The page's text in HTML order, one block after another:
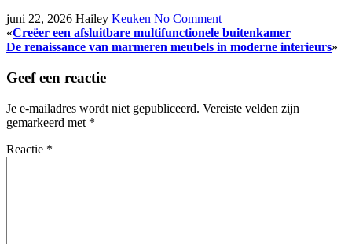
juni 22, 2026 Hailey Keuken No Comment
«Creëer een afsluitbare multifunctionele buitenkamer
De renaissance van marmeren meubels in moderne interieurs»
Geef een reactie
Je e-mailadres wordt niet gepubliceerd. Vereiste velden zijn
gemarkeerd met *
Reactie *